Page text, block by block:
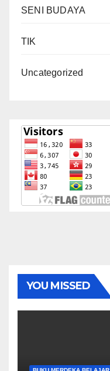
SENI BUDAYA
TIK
Uncategorized
YOU MISSED